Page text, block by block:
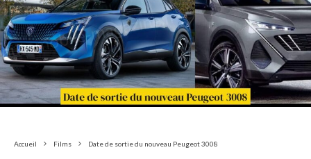
Accueil Films Date de sortie du nouveau Peugeot 3008